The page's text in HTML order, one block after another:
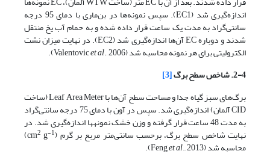
اندازه‌گیری شد (EC1). سپس نمونه‌ها در بن‌ماری با دمای 95 درجه
سانتی‌گراد به مدت یک ساعت قرار داده شده و به حمام آب یخ منتقل
شدند و دوباره EC آن‌ها اندازه‌گیری شد (EC2). در نهایت میزان نشت
الکترولیتی برای هر نمونه محاسبه شد (Valentovic et al., 2006).
2-4. شاخص سطح برگ
[3]
برگ‌های سبز گیاه جدا و مساحت سطح آن‌ها با Leaf Area Meter (ساخت
CID آلمان) اندازه‌گیری شد. سپس در آون با دمای 75 درجه سانتی‌گراد
به مدت 48 ساعت قرار گرفته و وزن خشک نمونه­ها اندازه‌گیری شد. در
نهایت شاخص سطح برگ، برحسب سانتی‌متر مربع بر گرم (cm 2 g-1
)
محاسبه ‌شد (Feng et al., 2013).